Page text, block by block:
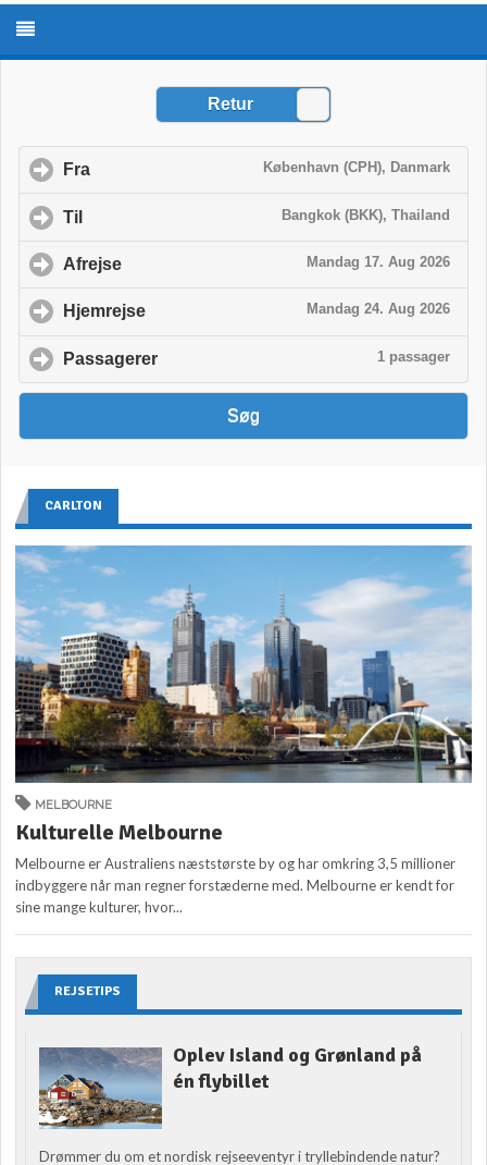
CARLTON
MELBOURNE
Kulturelle Melbourne
Melbourne er Australiens næststørste by og har omkring 3,5 millioner
indbyggere når man regner forstæderne med. Melbourne er kendt for
sine mange kulturer, hvor...
REJSETIPS
Oplev Island og Grønland på
én flybillet
Drømmer du om et nordisk rejseeventyr i tryllebindende natur?